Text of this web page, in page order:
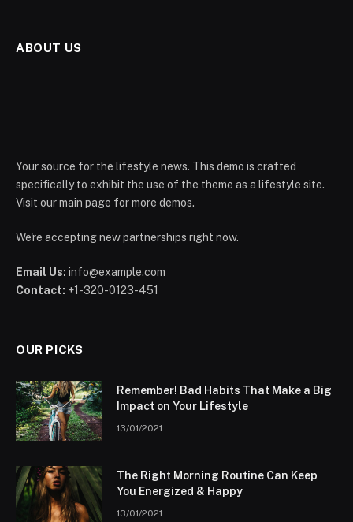
ABOUT US
Your source for the lifestyle news. This demo is crafted
specifically to exhibit the use of the theme as a lifestyle site.
Visit our main page for more demos.
We're accepting new partnerships right now.
Email Us: info@example.com
Contact: +1-320-0123-451
OUR PICKS
Remember! Bad Habits That Make a Big
Impact on Your Lifestyle
13/01/2021
The Right Morning Routine Can Keep
You Energized & Happy
13/01/2021